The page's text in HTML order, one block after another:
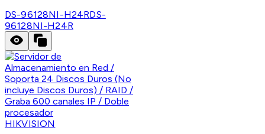
DS-96128NI-H24RDS-
96128NI-H24R
HIKVISION